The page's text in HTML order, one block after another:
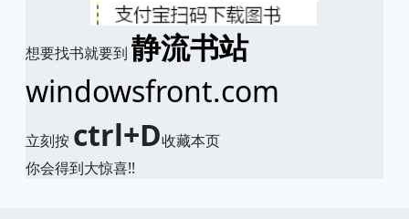
想要找书就要到 静流书站
windowsfront.com
立刻按 ctrl+D收藏本页
你会得到大惊喜!!